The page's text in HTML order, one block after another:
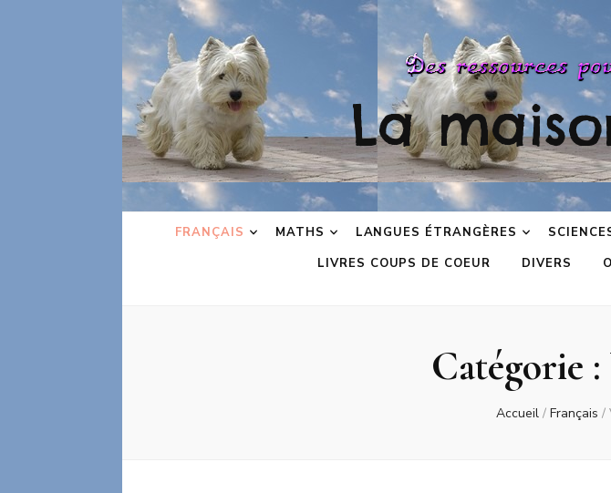
La
FRANÇAIS MATHS LANGUES ÉTRANGÈRES
LIVRES COUPS DE COEUR
DIVERS
Catégorie :
Accueil / Français /